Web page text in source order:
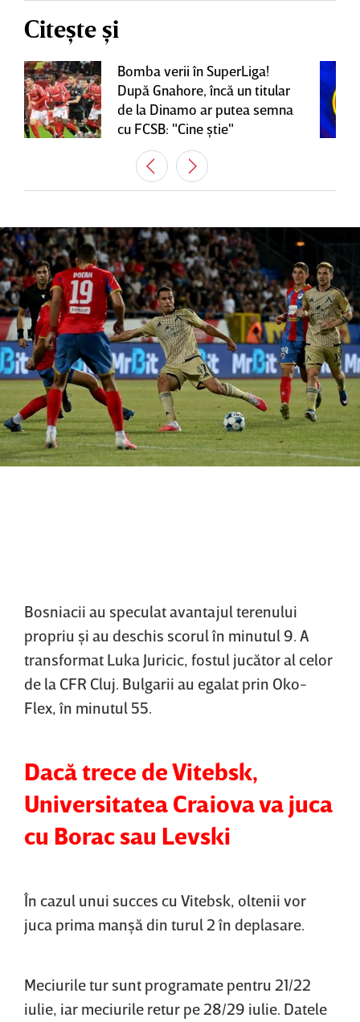
Citește și
Bomba verii în SuperLiga!
După Gnahore, încă un titular
de la Dinamo ar putea semna
cu FCSB: "Cine ştie"
Bosniacii au speculat avantajul terenului
propriu şi au deschis scorul în minutul 9. A
transformat Luka Juricic, fostul jucător al celor
de la CFR Cluj. Bulgarii au egalat prin Oko-
Flex, în minutul 55.
Dacă trece de Vitebsk,
Universitatea Craiova va juca
cu Borac sau Levski
În cazul unui succes cu Vitebsk, oltenii vor
juca prima manşă din turul 2 în deplasare.
Meciurile tur sunt programate pentru 21/22
iulie, iar meciurile retur pe 28/29 iulie. Datele